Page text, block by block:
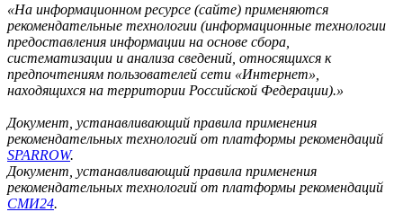
«На информационном ресурсе (сайте) применяются
рекомендательные технологии (информационные технологии
предоставления информации на основе сбора,
систематизации и анализа сведений, относящихся к
предпочтениям пользователей сети «Интернет»,
находящихся на территории Российской Федерации).»
Документ, устанавливающий правила применения
рекомендательных технологий от платформы рекомендаций
SPARROW.
Документ, устанавливающий правила применения
рекомендательных технологий от платформы рекомендаций
СМИ24.